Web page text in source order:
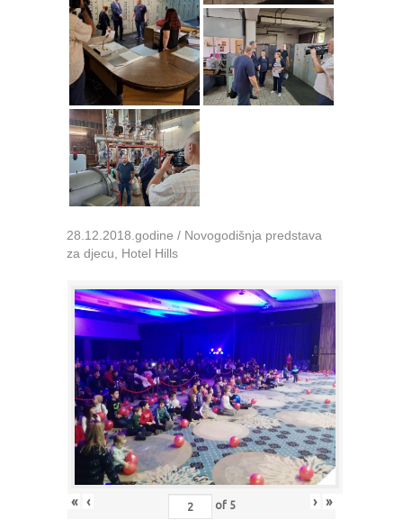
28.12.2018.godine / Novogodišnja predstava
za djecu, Hotel Hills
« ‹ of 5 › »